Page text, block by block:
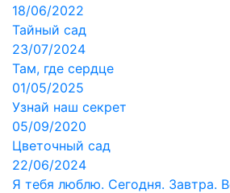
18/06/2022
Тайный сад
23/07/2024
Там, где сердце
01/05/2025
Узнай наш секрет
05/09/2020
Цветочный сад
22/06/2024
Я тебя люблю. Сегодня. Завтра.